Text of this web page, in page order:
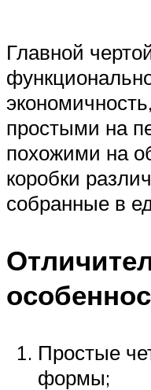
Главной
простыми на
похожими на
коробки
собранные в
Простые
формы;